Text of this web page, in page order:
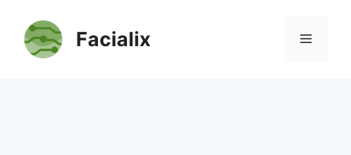
contenido
Facialix Menú